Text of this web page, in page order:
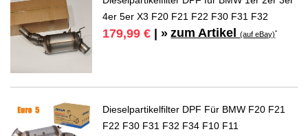
4er 5er X3 F20 F21 F22 F30 F31 F32
179,99 € | » zum Artikel(auf eBay)*
Dieselpartikelfilter DPF Für BMW F20 F21
F22 F30 F31 F32 F34 F10 F11